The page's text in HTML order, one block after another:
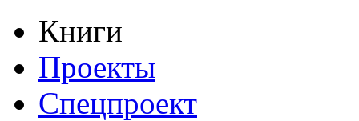
Книги
Проекты
Спецпроект